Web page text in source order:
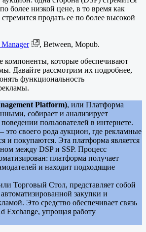
более низкой цене, в то время как
продать ее по более высокой
, Between, Mopub.
компоненты, которые обеспечивают
Давайте рассмотрим их подробнее,
функциональность
Platform), или Платформа
собирает и анализирует
пользователей в интернете.
это своего рода аукцион, где рекламные
и покупаются. Эта платформа является
между DSP и SSP. Процесс
платформа получает
и находит подходящие
Торговый Стол, представляет собой
закупки и
Это средство обеспечивает связь
Exchange, упрощая работу